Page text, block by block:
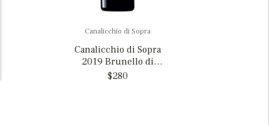
Canalicchio di Sopra
Canalicchio di Sopra
2019 Brunello di
Montalcino Riserva, Italy
$280